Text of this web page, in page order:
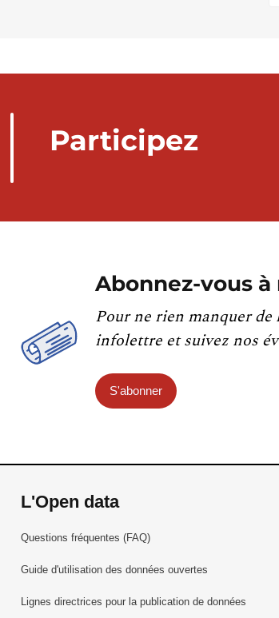
Participez
Abonnez-vous
Pour ne rien manquer de
infolettre et suivez nos
S'abonner
L'Open data
Questions fréquentes (FAQ)
Guide d'utilisation des données ouvertes
Lignes directrices pour la publication de données